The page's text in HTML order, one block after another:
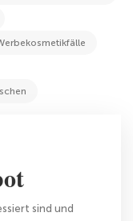
sind und